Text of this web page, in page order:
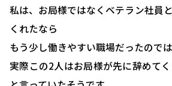
私は、お局様ではなくベテラン社員
くれたなら
もう少し働きやすい職場だったので
実際この2人はお局様が先に辞めて